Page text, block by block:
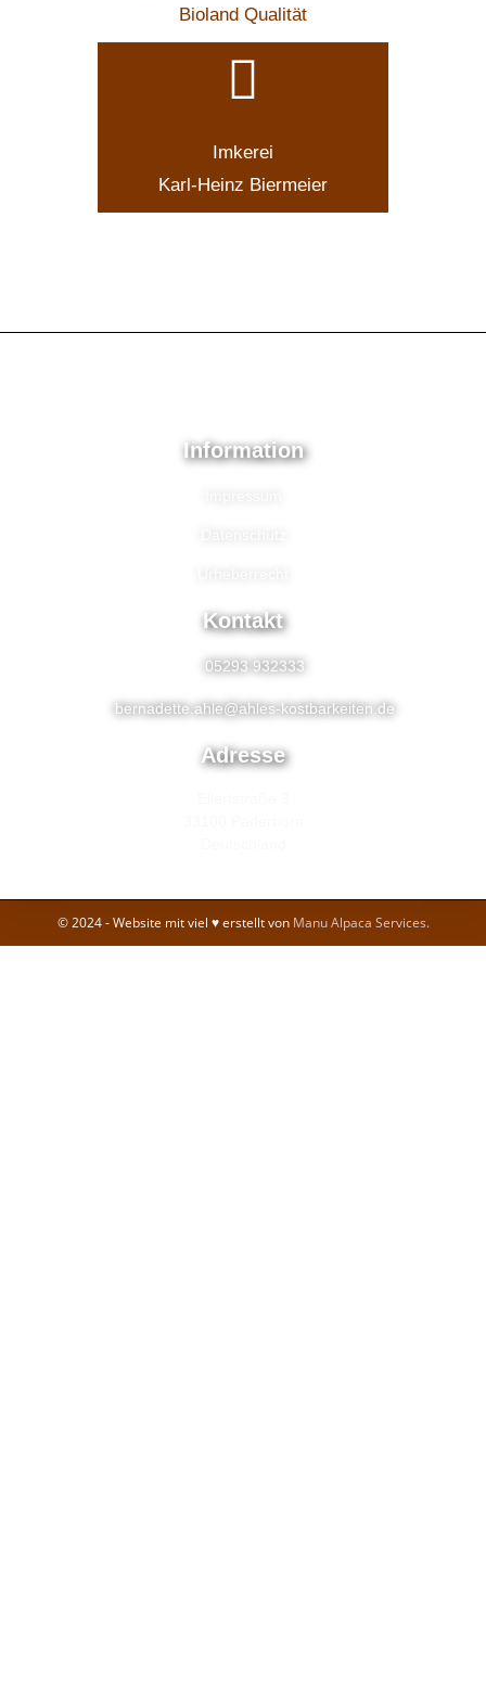
Bioland Qualität
Imkerei
Karl-Heinz Biermeier
Information
Kontakt
05293 932333
bernadette.ahle@ahles-kostbarkeiten.de
Adresse
© 2024 - Website mit viel ♥ erstellt von Manu Alpaca Services.